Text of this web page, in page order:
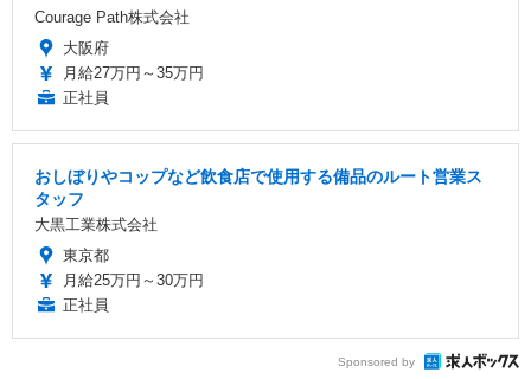
Courage Path株式会社
大阪府
月給27万円～35万円
正社員
おしぼりやコップなど飲食店で使用する備品のルート営業ス
タッフ
大黒工業株式会社
東京都
月給25万円～30万円
正社員
Sponsored by